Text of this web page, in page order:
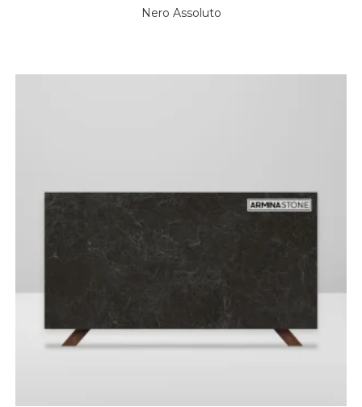
Nero Assoluto